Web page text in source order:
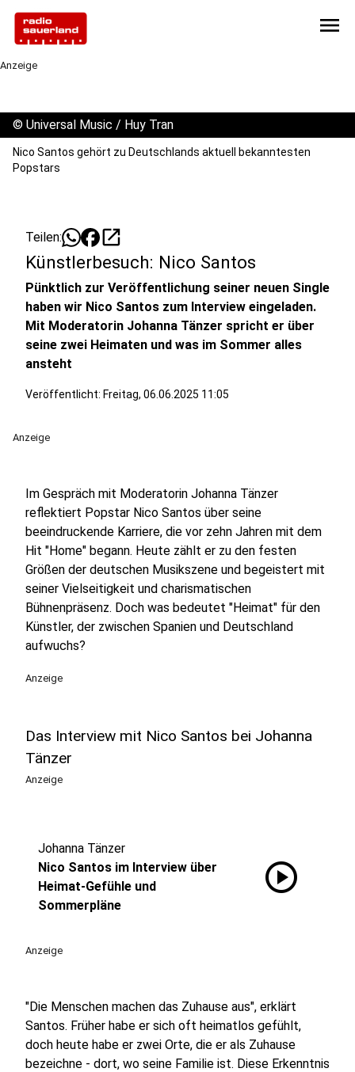
menu
Anzeige
© Universal Music / Huy Tran
Nico Santos gehört zu Deutschlands aktuell bekanntesten
Popstars
Teilen: open_in_new
Künstlerbesuch: Nico Santos
Pünktlich zur Veröffentlichung seiner neuen Single
haben wir Nico Santos zum Interview eingeladen.
Mit Moderatorin Johanna Tänzer spricht er über
seine zwei Heimaten und was im Sommer alles
ansteht
Veröffentlicht: Freitag, 06.06.2025 11:05
Anzeige
Im Gespräch mit Moderatorin Johanna Tänzer
reflektiert Popstar Nico Santos über seine
beeindruckende Karriere, die vor zehn Jahren mit dem
Hit "Home" begann. Heute zählt er zu den festen
Größen der deutschen Musikszene und begeistert mit
seiner Vielseitigkeit und charismatischen
Bühnenpräsenz. Doch was bedeutet "Heimat" für den
Künstler, der zwischen Spanien und Deutschland
aufwuchs?
Anzeige
Das Interview mit Nico Santos bei Johanna
Tänzer
Anzeige
Johanna Tänzer
Nico Santos im Interview über
Heimat-Gefühle und
Sommerpläne
play_circle
Anzeige
"Die Menschen machen das Zuhause aus", erklärt
Santos. Früher habe er sich oft heimatlos gefühlt,
doch heute habe er zwei Orte, die er als Zuhause
bezeichne - dort, wo seine Familie ist. Diese Erkenntnis